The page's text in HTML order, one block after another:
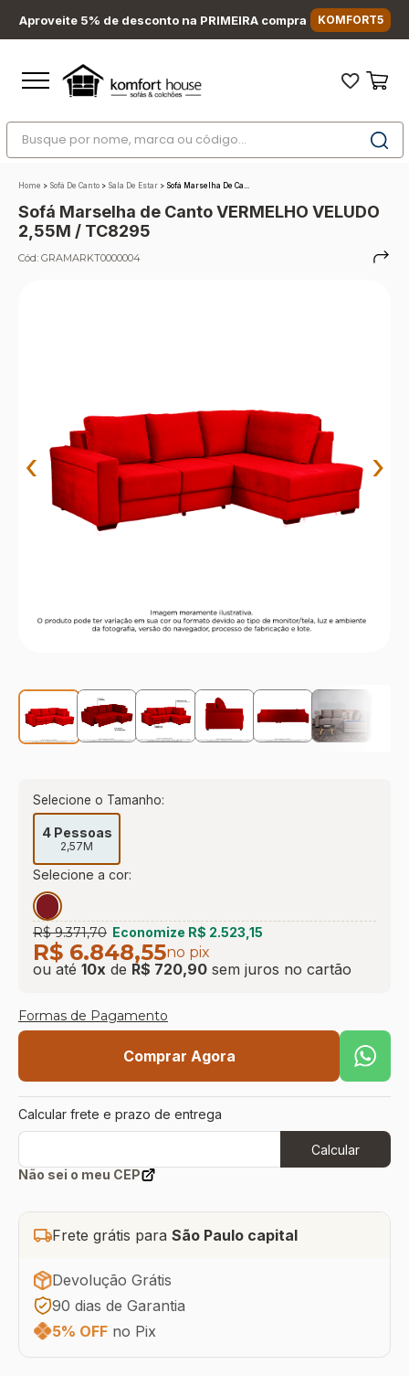
Aproveite 5% de desconto na PRIMEIRA compra KOMFORT5
Busque por nome, marca ou código...
Home > Sofá De Canto > Sala De Estar > Sofá Marselha De Ca...
Sofá Marselha de Canto VERMELHO VELUDO
2,55M / TC8295
Cód: GRAMARKT0000004
‹ ›
Selecione o Tamanho:
4 Pessoas
2,57M
Selecione a cor:
R$ 9.371,70 Economize R$ 2.523,15
R$ 6.848,55no pix
ou até 10x de R$ 720,90 sem juros no cartão
Formas de Pagamento
Comprar Agora
Calcular frete e prazo de entrega
Calcular
Não sei o meu CEP
Frete grátis para São Paulo capital
Devolução Grátis
90 dias de Garantia
5% OFF no Pix
2º
sofá
3º
sofá retrátil
sevilha
prisma